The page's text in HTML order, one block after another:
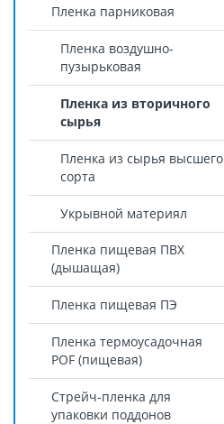
Пленка парниковая
Пленка воздушно-
пузырьковая
Пленка из вторичного
сырья
Пленка из сырья высшего
сорта
Укрывной материял
Пленка пищевая ПВХ
(дышащая)
Пленка пищевая ПЭ
Пленка термоусадочная
POF (пищевая)
Стрейч-пленка для
упаковки поддонов